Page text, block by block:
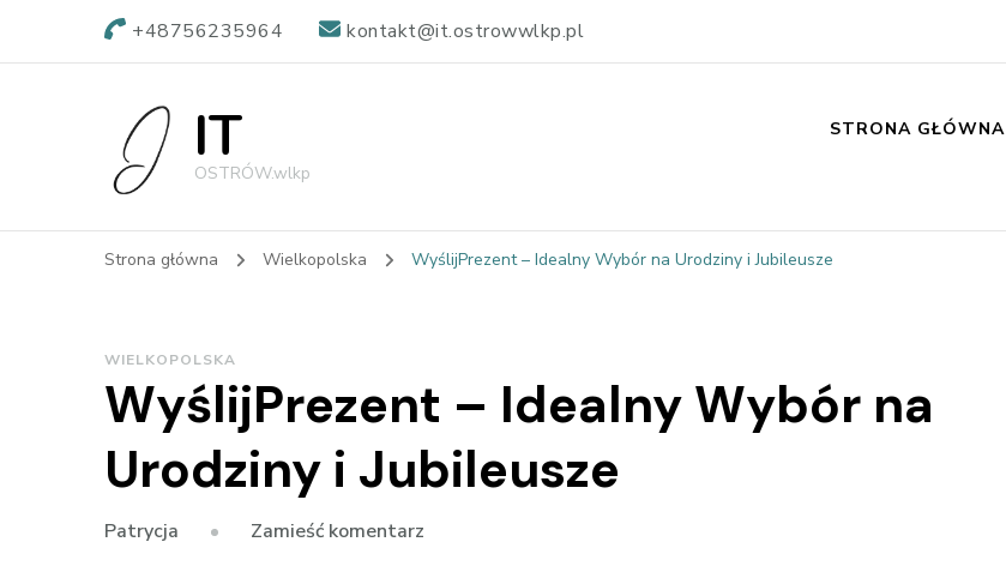
+48756235964 kontakt@it.ostrowwlkp.pl
IT
OSTRÓW.wlkp
STRONA GŁÓWNA
Strona główna Wielkopolska WyślijPrezent – Idealny Wybór na Urodziny i Jubileusze
WIELKOPOLSKA
WyślijPrezent – Idealny Wybór na
Urodziny i Jubileusze
Patrycja Zamieść komentarz